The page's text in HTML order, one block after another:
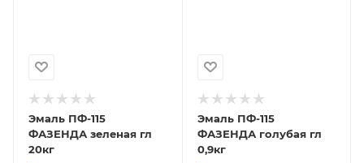
Эмаль ПФ-115
ФАЗЕНДА зеленая гл
20кг
Эмаль ПФ-115
ФАЗЕНДА голубая гл
0,9кг